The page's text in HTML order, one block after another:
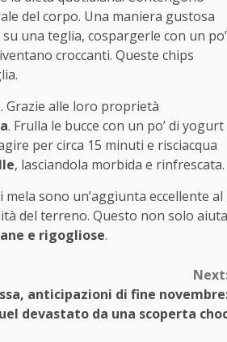
del corpo. Una maniera gustosa
una teglia, cospargerle con un po’
croccanti. Queste chips
. Grazie alle loro proprietà
. Frulla le bucce con un po’ di yogurt
per circa 15 minuti e risciacqua
, lasciandola morbida e rinfrescata.
mela sono un’aggiunta eccellente al
del terreno. Questo non solo aiuta
e rigogliose.
anticipazioni di fine
devastato da una scoperta